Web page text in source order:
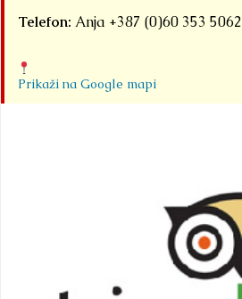
Telefon: Anja +387 (0)60 353 5062
Prikaži na Google mapi